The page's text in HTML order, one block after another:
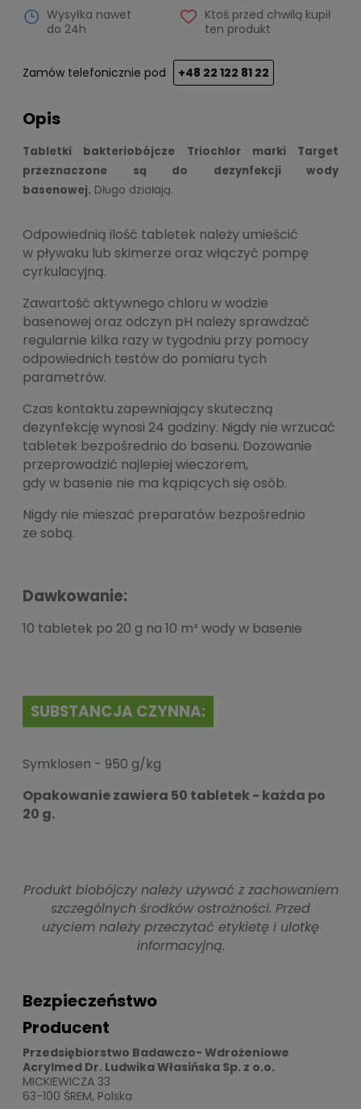
Wysyłka nawet
do 24h
Ktoś przed chwilą kupił
ten produkt
Zamów telefonicznie pod +48 22 122 81 22
Opis
Tabletki bakteriobójcze Triochlor marki Target
przeznaczone są do dezynfekcji wody
basenowej. Długo działają.
Odpowiednią ilość tabletek należy umieścić
w pływaku lub skimerze oraz włączyć pompę
cyrkulacyjną.
Zawartość aktywnego chloru w wodzie
basenowej oraz odczyn pH należy sprawdzać
regularnie kilka razy w tygodniu przy pomocy
odpowiednich testów do pomiaru tych
parametrów.
Czas kontaktu zapewniający skuteczną
dezynfekcję wynosi 24 godziny. Nigdy nie wrzucać
tabletek bezpośrednio do basenu. Dozowanie
przeprowadzić najlepiej wieczorem,
gdy w basenie nie ma kąpiących się osób.
Nigdy nie mieszać preparatów bezpośrednio
ze sobą.
Dawkowanie:
10 tabletek po 20 g na 10 m³ wody w basenie
SUBSTANCJA CZYNNA:
Symklosen - 950 g/kg
Opakowanie zawiera 50 tabletek - każda po
20 g.
Produkt biobójczy należy używać z zachowaniem
szczególnych środków ostrożności. Przed
użyciem należy przeczytać etykietę i ulotkę
informacyjną.
Bezpieczeństwo
Producent
Przedsiębiorstwo Badawczo- Wdrożeniowe
Acrylmed Dr. Ludwika Własińska Sp. z o.o.
MICKIEWICZA 33
63-100 ŚREM, Polska